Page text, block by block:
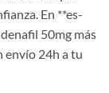
En **es-
50mg más
envío 24h a tu